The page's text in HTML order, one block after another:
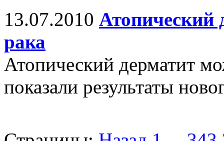
13.07.2010 Атопический
рака
Атопический дерматит
показали результаты